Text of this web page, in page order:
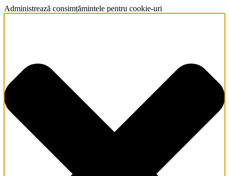
Administrează consimțămintele pentru cookie-uri